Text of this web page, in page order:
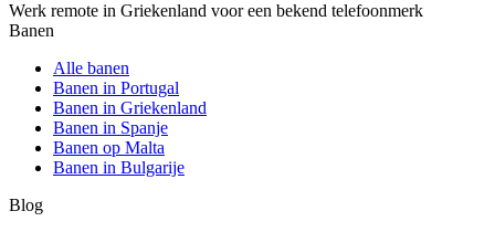
Werk remote in Griekenland voor een bekend telefoonmerk
Banen
Alle banen
Banen in Portugal
Banen in Griekenland
Banen in Spanje
Banen op Malta
Banen in Bulgarije
Blog